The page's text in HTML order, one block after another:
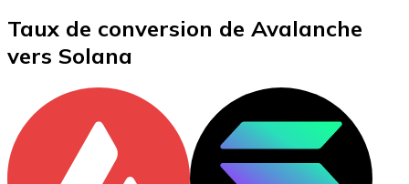
XRP
Taux de conversion de Avalanche
vers Solana